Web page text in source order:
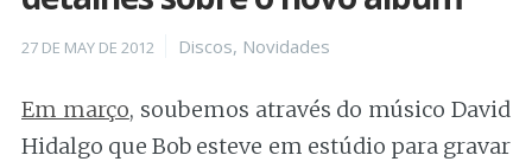
Posted
27 DE MAY DE 2012 Categories
Discos, Novidades
Em março, soubemos através do músico David
Hidalgo que Bob esteve em estúdio para gravar